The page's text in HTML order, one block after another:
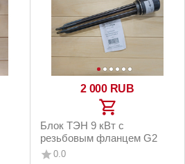
2 000 RUB
Блок ТЭН 9 кВт с
резьбовым фланцем G2
0.0